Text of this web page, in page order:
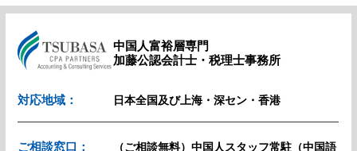
中国人富裕層専門
加藤公認会計士・税理士事務所
対応地域： 日本全国及び上海・深セン・香港
ご相談窓口：
（ご相談無料）中国人スタッフ常駐（中国語